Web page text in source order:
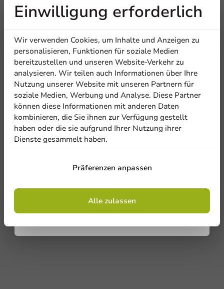
Einwilligung erforderlich
Wir verwenden Cookies, um Inhalte und Anzeigen zu
personalisieren, Funktionen für soziale Medien
bereitzustellen und unseren Website-Verkehr zu
analysieren. Wir teilen auch Informationen über Ihre
Nutzung unserer Website mit unseren Partnern für
soziale Medien, Werbung und Analyse. Diese Partner
können diese Informationen mit anderen Daten
kombinieren, die Sie ihnen zur Verfügung gestellt
haben oder die sie aufgrund Ihrer Nutzung ihrer
Dienste gesammelt haben.
Präferenzen anpassen
Alle zulassen
Erhalten Sie
5% Rabatt
Abonnieren Sie unseren
Newsletter!
denAllgemeinen Geschäftsbedingungen
einverstanden
Datenschutzrichtlinie.